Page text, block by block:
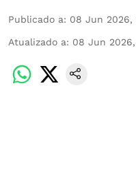
Publicado a: 08 Jun 2026,
Atualizado a: 08 Jun 2026,